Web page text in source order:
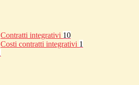
Contratti integrativi 10
Costi contratti integrativi 1